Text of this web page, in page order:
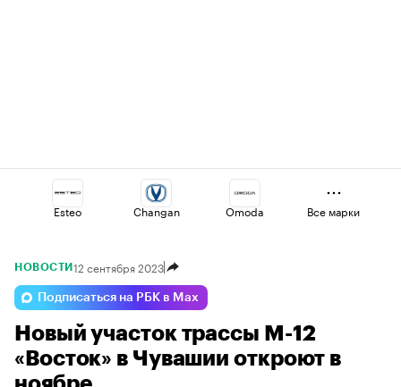
Esteo Changan Omoda
Geely Haval
Voyah Lada Jaecoo
Все марки
НОВОСТИ 12 сентября 2023
Подписаться на РБК в Max
Новый участок трассы М-12
«Восток» в Чувашии откроют в